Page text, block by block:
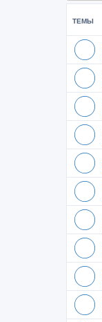
ТЕМЫ